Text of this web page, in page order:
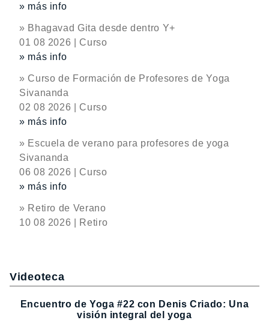
» más info
» Bhagavad Gita desde dentro Y+
01 08 2026 | Curso
» más info
» Curso de Formación de Profesores de Yoga
Sivananda
02 08 2026 | Curso
» más info
» Escuela de verano para profesores de yoga
Sivananda
06 08 2026 | Curso
» más info
» Retiro de Verano
10 08 2026 | Retiro
Videoteca
Encuentro de Yoga #22 con Denis Criado: Una
visión integral del yoga